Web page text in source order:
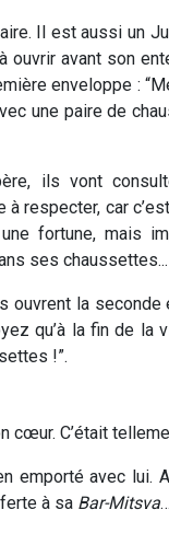
Il est aussi un
avant son
enveloppe :
une paire de
ils vont
respecter, car
fortune, mais
ses chaussettes...
ouvrent la
qu’à la fin de la
!”.
cœur. C’était
emporté avec lui.
à sa Bar-Mitsva…